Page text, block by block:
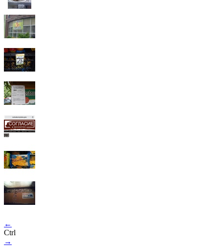
←
Ctrl
→